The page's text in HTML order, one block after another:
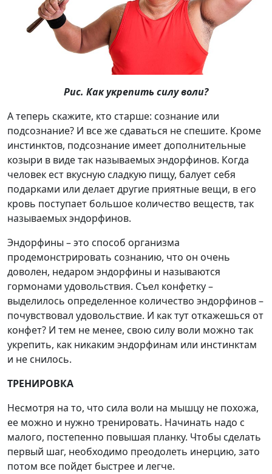
Рис. Как укрепить силу воли?
А теперь скажите, кто старше: сознание или
подсознание? И все же сдаваться не спешите. Кроме
инстинктов, подсознание имеет дополнительные
козыри в виде так называемых эндорфинов. Когда
человек ест вкусную сладкую пищу, балует себя
подарками или делает другие приятные вещи, в его
кровь поступает большое количество веществ, так
называемых эндорфинов.
Эндорфины – это способ организма
продемонстрировать сознанию, что он очень
доволен, недаром эндорфины и называются
гормонами удовольствия. Съел конфетку –
выделилось определенное количество эндорфинов –
почувствовал удовольствие. И как тут откажешься от
конфет? И тем не менее, свою силу воли можно так
укрепить, как никаким эндорфинам или инстинктам
и не снилось.
ТРЕНИРОВКА
Несмотря на то, что сила воли на мышцу не похожа,
ее можно и нужно тренировать. Начинать надо с
малого, постепенно повышая планку. Чтобы сделать
первый шаг, необходимо преодолеть инерцию, зато
потом все пойдет быстрее и легче.